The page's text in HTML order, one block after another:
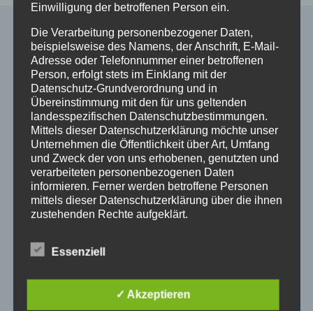
Alle Shop Infos
Mein Konto
Zahlungsarten
Versand & Lieferung
Widerruf
Widerruf erklären
AGB
Impressum
Datenschutzerklärung
Pferdeklinik Mühlen GmbH
Einwilligung der betroffenen Person ein.
Die Verarbeitung personenbezogener Daten,
beispielsweise des Namens, der Anschrift, E-Mail-
Adresse oder Telefonnummer einer betroffenen
Person, erfolgt stets im Einklang mit der
Datenschutz-Grundverordnung und in
Übereinstimmung mit den für uns geltenden
landesspezifischen Datenschutzbestimmungen.
Mittels dieser Datenschutzerklärung möchte unser
Unternehmen die Öffentlichkeit über Art, Umfang
und Zweck der von uns erhobenen, genutzten und
verarbeiteten personenbezogenen Daten
informieren. Ferner werden betroffene Personen
mittels dieser Datenschutzerklärung über die ihnen
zustehenden Rechte aufgeklärt.
Wir haben als für die Verarbeitung Verantwortlicher
zahlreiche technische und organisatorische
lückenlosen Schutz der über diese Internetseite
verarbeiteten personenbezogenen Daten
Essenziell
✓ Akzeptieren